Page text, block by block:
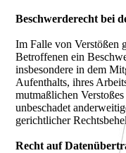
Beschwerderecht bei
Im Falle von Verstößen
Betroffenen ein
insbesondere in dem
Aufenthalts, ihres
mutmaßlichen
unbeschadet
gerichtlicher
Recht auf